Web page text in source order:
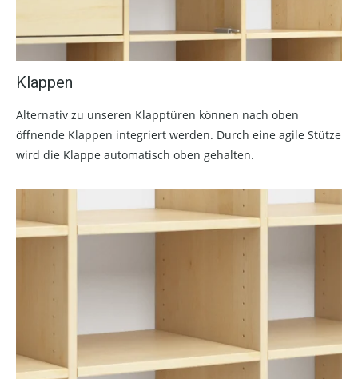
Klappen
Alternativ zu unseren Klapptüren können nach oben
öffnende Klappen integriert werden. Durch eine agile Stütze
wird die Klappe automatisch oben gehalten.